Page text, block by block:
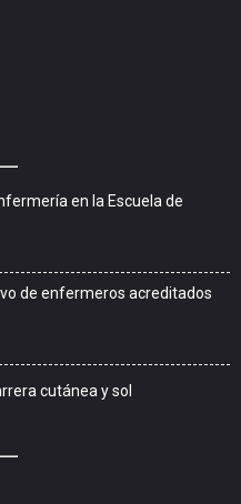
en la Escuela de
de enfermeros acreditados
cutánea y sol